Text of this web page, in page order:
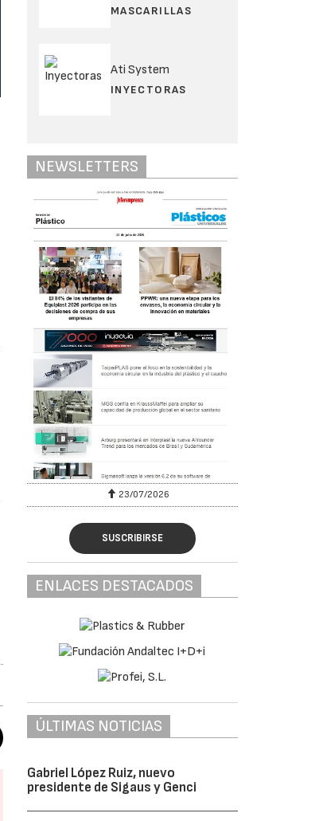
MASCARILLAS
Ati System
INYECTORAS
NEWSLETTERS
23/07/2026
SUSCRIBIRSE
ENLACES DESTACADOS
ÚLTIMAS NOTICIAS
Gabriel López Ruiz, nuevo
presidente de Sigaus y Genci